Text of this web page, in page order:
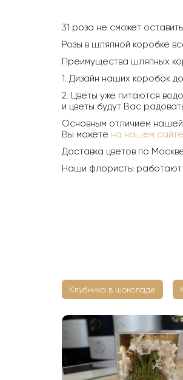
31 роза не сможет
Розы в шляпной коробке
Преимущества шляпных
1. Дизайн наших коробок
2. Цветы уже питаются
и цветы будут Вас
Основным отличием нашей
Вы можете на нашем сайте
Доставка цветов по
Наши флористы работают
Клубника в шоколаде